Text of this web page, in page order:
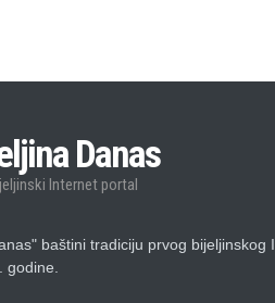
Danas
Internet portal
baštini tradiciju prvog bijeljinskog
godine.